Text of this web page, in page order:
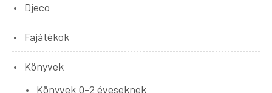
Djeco
Fajátékok
Könyvek
Könyvek 0-2 éveseknek